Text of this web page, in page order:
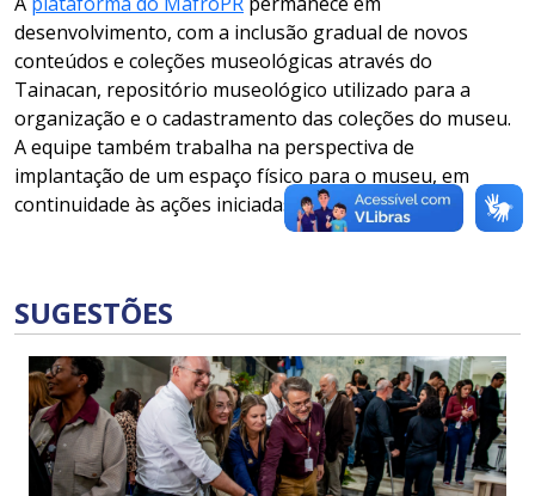
desenvolvimento, com a inclusão gradual de novos
conteúdos e coleções museológicas através do
Tainacan, repositório museológico utilizado para a
organização e o cadastramento das coleções do museu.
A equipe também trabalha na perspectiva de
implantação de um espaço físico para o museu, em
continuidade às ações iniciadas com o lançamento.
SUGESTÕES